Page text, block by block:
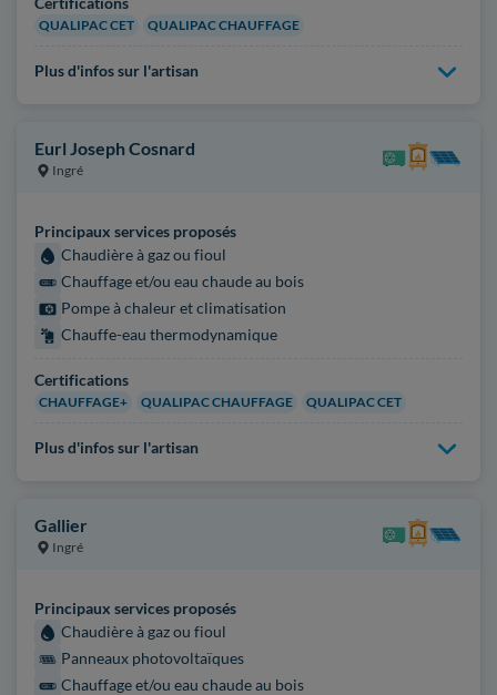
QUALIPAC CET QUALIPAC CHAUFFAGE
Plus d'infos sur l'artisan
Eurl Joseph Cosnard
Ingré
Principaux services proposés
Chaudière à gaz ou fioul
Chauffage et/ou eau chaude au bois
Pompe à chaleur et climatisation
Chauffe-eau thermodynamique
Certifications
CHAUFFAGE+ QUALIPAC CHAUFFAGE QUALIPAC CET
Plus d'infos sur l'artisan
Gallier
Ingré
Principaux services proposés
Chaudière à gaz ou fioul
Panneaux photovoltaïques
Chauffage et/ou eau chaude au bois